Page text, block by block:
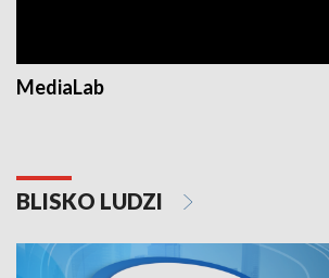
MediaLab
BLISKO LUDZI